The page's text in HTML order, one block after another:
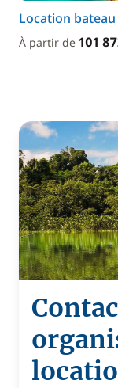
Location
À partir de 101